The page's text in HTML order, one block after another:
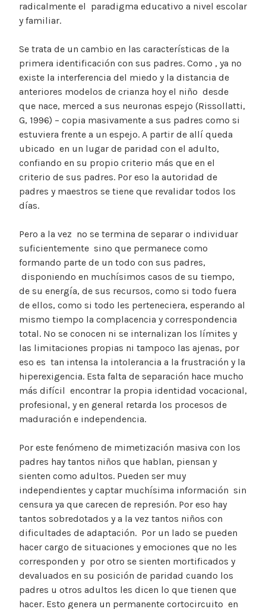
radicalmente el paradigma educativo a nivel escolar
y familiar.
Se trata de un cambio en las características de la
primera identificación con sus padres. Como , ya no
existe la interferencia del miedo y la distancia de
anteriores modelos de crianza hoy el niño desde
que nace, merced a sus neuronas espejo (Rissollatti,
G, 1996) – copia masivamente a sus padres como si
estuviera frente a un espejo. A partir de allí queda
ubicado en un lugar de paridad con el adulto,
confiando en su propio criterio más que en el
criterio de sus padres. Por eso la autoridad de
padres y maestros se tiene que revalidar todos los
días.
Pero a la vez no se termina de separar o individuar
suficientemente sino que permanece como
formando parte de un todo con sus padres,
disponiendo en muchísimos casos de su tiempo,
de su energía, de sus recursos, como si todo fuera
de ellos, como si todo les perteneciera, esperando al
mismo tiempo la complacencia y correspondencia
total. No se conocen ni se internalizan los límites y
las limitaciones propias ni tampoco las ajenas, por
eso es tan intensa la intolerancia a la frustración y la
hiperexigencia. Esta falta de separación hace mucho
más difícil encontrar la propia identidad vocacional,
profesional, y en general retarda los procesos de
maduración e independencia.
Por este fenómeno de mimetización masiva con los
padres hay tantos niños que hablan, piensan y
sienten como adultos. Pueden ser muy
independientes y captar muchísima información sin
censura ya que carecen de represión. Por eso hay
tantos sobredotados y a la vez tantos niños con
dificultades de adaptación. Por un lado se pueden
hacer cargo de situaciones y emociones que no les
corresponden y por otro se sienten mortificados y
devaluados en su posición de paridad cuando los
padres u otros adultos les dicen lo que tienen que
hacer. Esto genera un permanente cortocircuito en